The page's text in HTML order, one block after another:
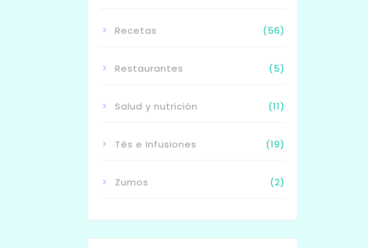
Recetas (56)
Restaurantes (5)
Salud y nutrición (11)
Tés e Infusiones (19)
Zumos (2)